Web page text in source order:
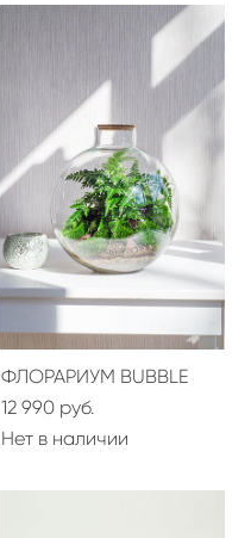
ФЛОРАРИУМ BUBBLE
12 990 pуб.
Нет в наличии